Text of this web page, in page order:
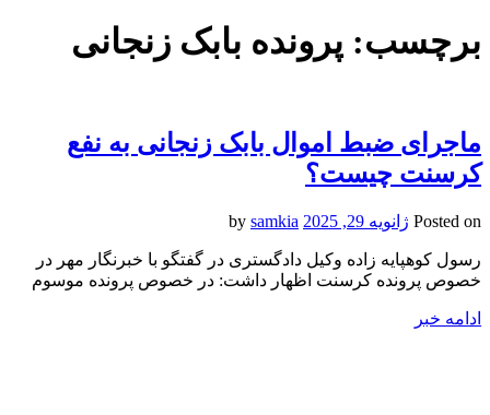
برچسب: پرونده بابک زنجانی
ماجرای ضبط اموال بابک زنجانی به نفع
کرسنت چیست؟
Posted on ژانویه 29, 2025 samkia
رسول کوهپایه زاده وکیل دادگستری در گفتگو با خبرنگار مهر در
خصوص پرونده کرسنت اظهار داشت: در خصوص پرونده موسوم
ادامه خبر